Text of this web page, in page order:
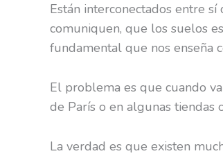
Están interconectados entre
comuniquen, que los suelos
fundamental que nos enseña
El problema es que cuando
de París o en algunas tiendas
La verdad es que existen